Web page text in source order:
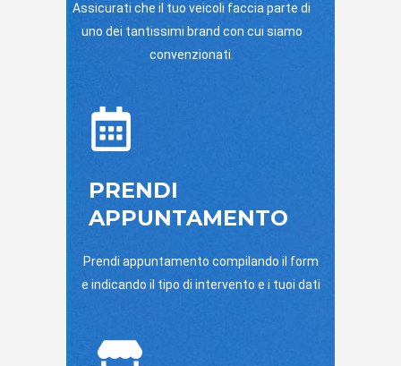
Assicurati che il tuo veicoli faccia parte di
uno dei tantissimi brand con cui siamo
convenzionati.
PRENDI
APPUNTAMENTO
Prendi appuntamento compilando il form
e indicando il tipo di intervento e i tuoi dati